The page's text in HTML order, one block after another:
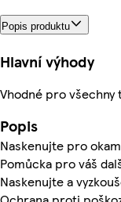
Popis produktu
Hlavní výhody
Vhodné pro všechny
Popis
Naskenujte pro
Pomůcka pro váš
Naskenujte a